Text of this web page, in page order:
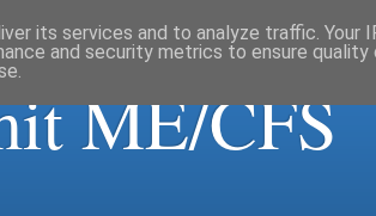
ME/CFS
its services and to analyze traffic. Your
and security metrics to ensure